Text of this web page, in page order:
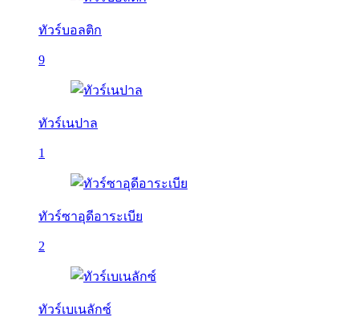
ทัวร์บอลติก
9
ทัวร์เนปาล
1
ทัวร์ซาอุดีอาระเบีย
2
ทัวร์เบเนลักซ์